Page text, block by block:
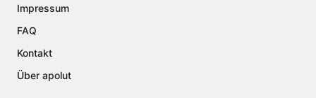
Impressum
FAQ
Kontakt
Über apolut